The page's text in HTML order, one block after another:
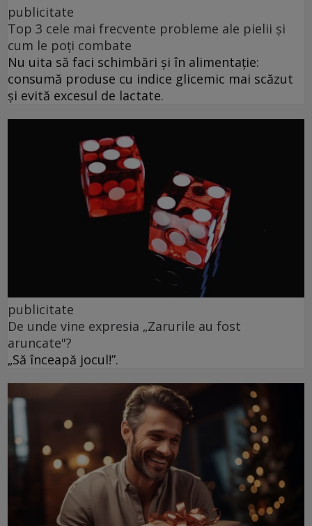
publicitate
Top 3 cele mai frecvente probleme ale pielii și
cum le poți combate
Nu uita să faci schimbări și în alimentație:
consumă produse cu indice glicemic mai scăzut
și evită excesul de lactate.
publicitate
De unde vine expresia „Zarurile au fost
aruncate"?
„Să înceapă jocul!”.